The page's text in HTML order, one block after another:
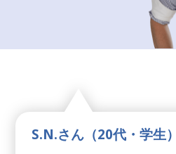
S.N.さん（20代・学生）